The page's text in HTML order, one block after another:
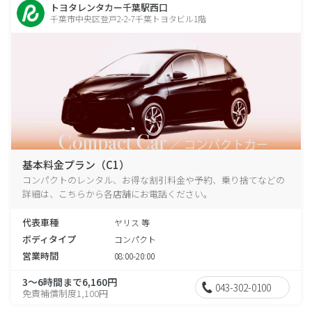
トヨタレンタカー千葉駅西口
千葉市中央区登戸2-2-7千葉トヨタビル1階
基本料金プラン（C1）
コンパクトのレンタル、お得な割引料金や予約、乗り捨てなどの
詳細は、こちらから各店舗にお電話ください。
代表車種 ヤリス 等
ボディタイプ コンパクト
営業時間 08:00-20:00
3～6時間まで6,160円
免責補償制度1,100円 043-302-0100